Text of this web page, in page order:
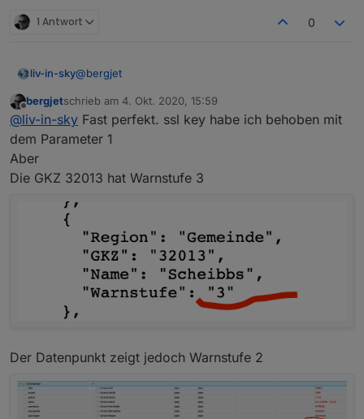
1 Antwort 0
liv-in-sky@bergjet
das ist seltsam - bei mir läuft es - ich kopiere das
script nochmal in post darüber - nicht das beim
kopieren was schief lief
Offline
bergjetschrieb am 4. Okt. 2020, 15:59
zuletzt editiert von
@liv-in-sky Fast perfekt. ssl key habe ich behoben mit
dem Parameter 1
Aber
Die GKZ 32013 hat Warnstufe 3
Der Datenpunkt zeigt jedoch Warnstufe 2